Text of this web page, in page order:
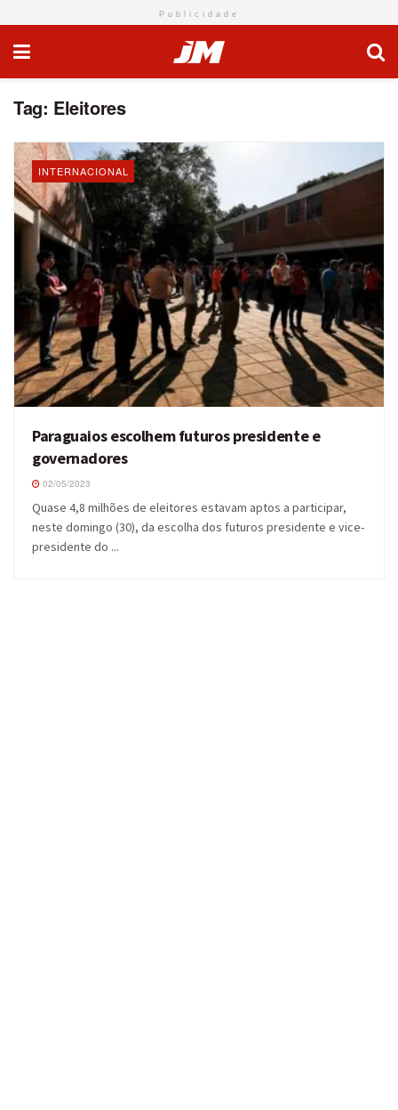
Publicidade
Tag: Eleitores
INTERNACIONAL
Paraguaios escolhem futuros presidente e
governadores
02/05/2023
Quase 4,8 milhões de eleitores estavam aptos a participar,
neste domingo (30), da escolha dos futuros presidente e vice-
presidente do ...